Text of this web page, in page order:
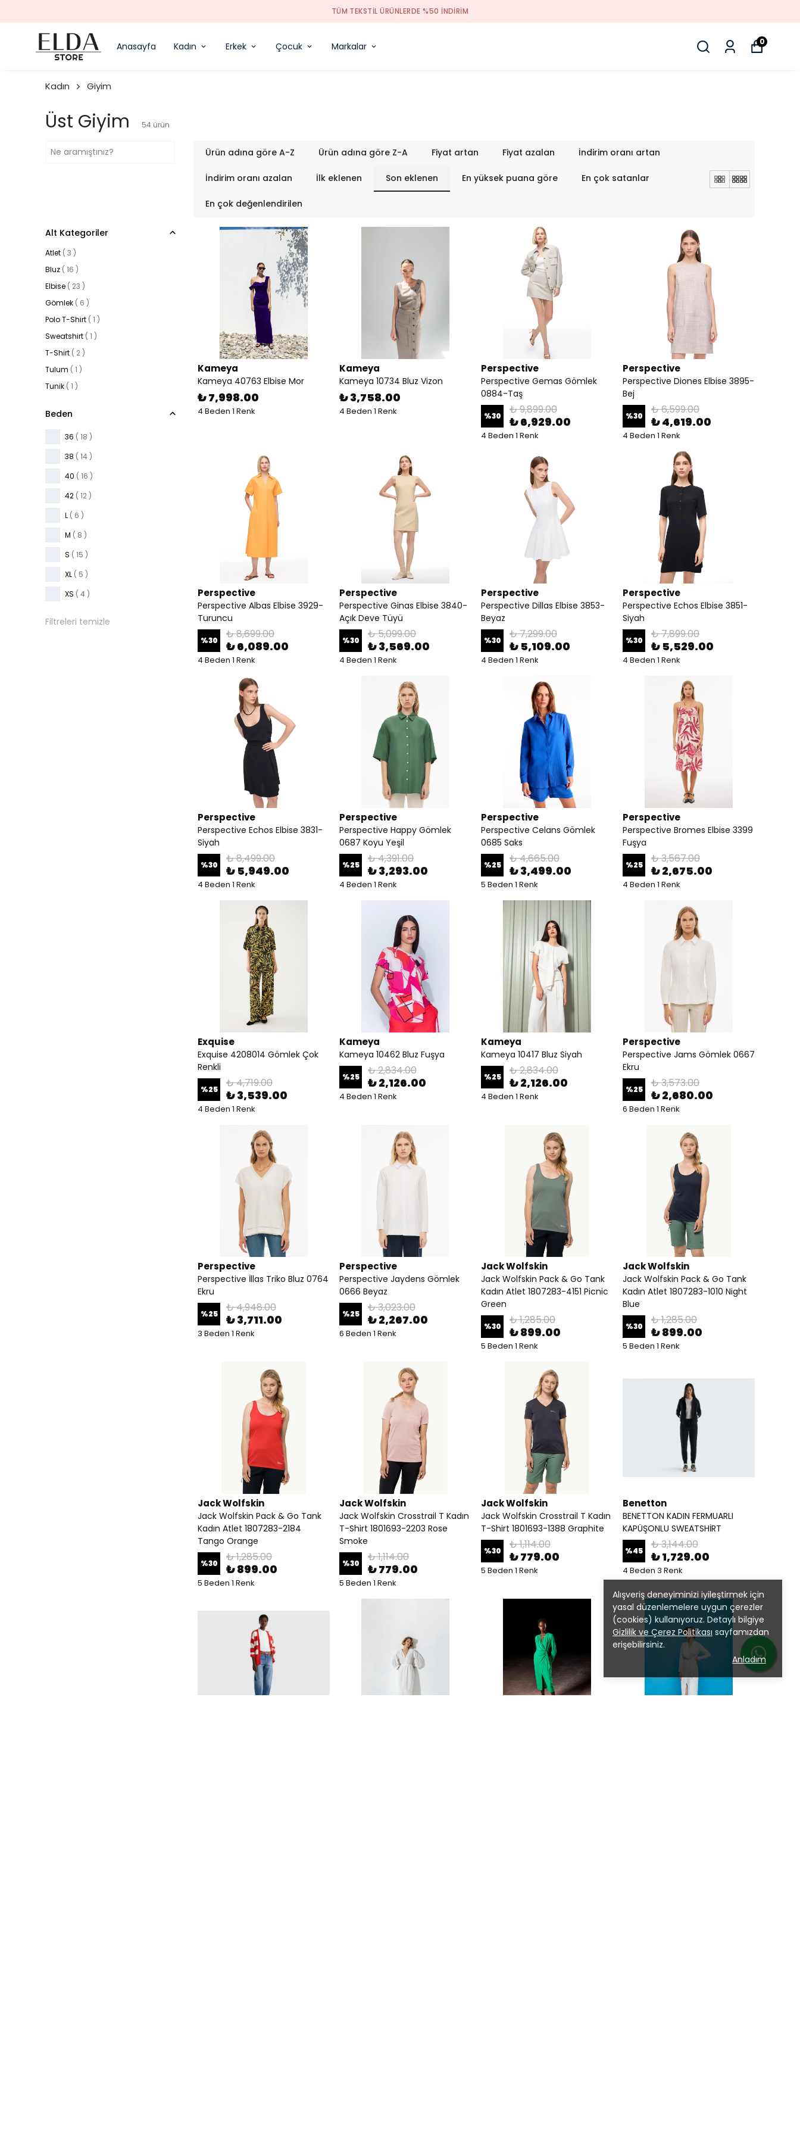
TÜM TEKSTIL ÜRÜNLERDE %50 INDIRIM
Anasayfa Kadın Erkek Çocuk Markalar 0
Alışveriş deneyiminizi iyileştirmek için
yasal düzenlemelere uygun çerezler
(cookies) kullanıyoruz. Detaylı bilgiye
Gizlilik ve Çerez Politikası sayfamızdan
erişebilirsiniz.
Anladım
Kadın Giyim
Üst Giyim 54 ürün
Ürün adına göre A-Z Ürün adına göre Z-A Fiyat artan Fiyat azalan İndirim oranı artan
İndirim oranı azalan İlk eklenen Son eklenen En yüksek puana göre En çok satanlar
En çok değenlendirilen
Alt Kategoriler
Atlet ( 3 )
Bluz ( 16 )
Elbise ( 23 )
Gömlek ( 6 )
Polo T-Shirt ( 1 )
Sweatshirt ( 1 )
T-Shirt ( 2 )
Tulum ( 1 )
Tunik ( 1 )
Beden
36 ( 18 )
38 ( 14 )
40 ( 16 )
42 ( 12 )
L ( 6 )
M ( 8 )
S ( 15 )
XL ( 5 )
XS ( 4 )
Filtreleri temizle
Kameya
Kameya 40763 Elbise Mor
₺ 7,998.00
4 Beden 1 Renk
Kameya
Kameya 10734 Bluz Vizon
₺ 3,758.00
4 Beden 1 Renk
Perspective
Perspective Gemas Gömlek
0884-Taş
%30 ₺ 9,899.00
₺ 6,929.00
4 Beden 1 Renk
Perspective
Perspective Diones Elbise 3895-
Bej
%30 ₺ 6,599.00
₺ 4,619.00
4 Beden 1 Renk
Perspective
Perspective Albas Elbise 3929-
Turuncu
%30 ₺ 8,699.00
₺ 6,089.00
4 Beden 1 Renk
Perspective
Perspective Ginas Elbise 3840-
Açık Deve Tüyü
%30 ₺ 5,099.00
₺ 3,569.00
4 Beden 1 Renk
Perspective
Perspective Dillas Elbise 3853-
Beyaz
%30 ₺ 7,299.00
₺ 5,109.00
4 Beden 1 Renk
Perspective
Perspective Echos Elbise 3851-
Siyah
%30 ₺ 7,899.00
₺ 5,529.00
4 Beden 1 Renk
Perspective
Perspective Echos Elbise 3831-
Siyah
%30 ₺ 8,499.00
₺ 5,949.00
4 Beden 1 Renk
Perspective
Perspective Happy Gömlek
0687 Koyu Yeşil
%25 ₺ 4,391.00
₺ 3,293.00
4 Beden 1 Renk
Perspective
Perspective Celans Gömlek
0685 Saks
%25 ₺ 4,665.00
₺ 3,499.00
5 Beden 1 Renk
Perspective
Perspective Bromes Elbise 3399
Fuşya
%25 ₺ 3,567.00
₺ 2,675.00
4 Beden 1 Renk
Exquise
Exquise 4208014 Gömlek Çok
Renkli
%25 ₺ 4,719.00
₺ 3,539.00
4 Beden 1 Renk
Kameya
Kameya 10462 Bluz Fuşya
%25 ₺ 2,834.00
₺ 2,126.00
4 Beden 1 Renk
Kameya
Kameya 10417 Bluz Siyah
%25 ₺ 2,834.00
₺ 2,126.00
4 Beden 1 Renk
Perspective
Perspective Jams Gömlek 0667
Ekru
%25 ₺ 3,573.00
₺ 2,680.00
6 Beden 1 Renk
Perspective
Perspective İllas Triko Bluz 0764
Ekru
%25 ₺ 4,948.00
₺ 3,711.00
3 Beden 1 Renk
Perspective
Perspective Jaydens Gömlek
0666 Beyaz
%25 ₺ 3,023.00
₺ 2,267.00
6 Beden 1 Renk
Jack Wolfskin
Jack Wolfskin Pack & Go Tank
Kadın Atlet 1807283-4151 Picnic
Green
%30 ₺ 1,285.00
₺ 899.00
5 Beden 1 Renk
Jack Wolfskin
Jack Wolfskin Pack & Go Tank
Kadın Atlet 1807283-1010 Night
Blue
%30 ₺ 1,285.00
₺ 899.00
5 Beden 1 Renk
Jack Wolfskin
Jack Wolfskin Pack & Go Tank
Kadın Atlet 1807283-2184
Tango Orange
%30 ₺ 1,285.00
₺ 899.00
5 Beden 1 Renk
Jack Wolfskin
Jack Wolfskin Crosstrail T Kadın
T-Shirt 1801693-2203 Rose
Smoke
%30 ₺ 1,114.00
₺ 779.00
5 Beden 1 Renk
Jack Wolfskin
Jack Wolfskin Crosstrail T Kadın
T-Shirt 1801693-1388 Graphite
%30 ₺ 1,114.00
₺ 779.00
5 Beden 1 Renk
Benetton
BENETTON KADIN FERMUARLI
KAPÜŞONLU SWEATSHİRT
%45 ₺ 3,144.00
₺ 1,729.00
4 Beden 3 Renk